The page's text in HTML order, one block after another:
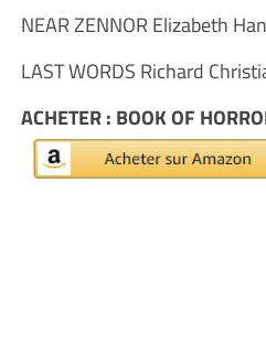
NEAR ZENNOR Elizabeth
LAST WORDS Richard
ACHETER : BOOK OF